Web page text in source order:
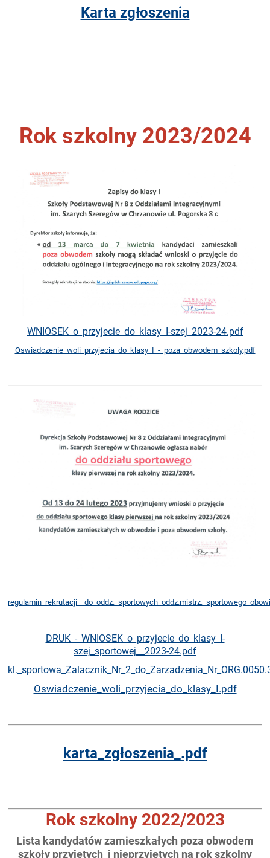
Karta zgłoszenia
---------------------------------------------------------------------------------------------------------
-------------------
Rok szkolny 2023/2024
WNIOSEK_o_przyjecie_do_klasy_I-szej_2023-24.pdf
Oswiadczenie_woli_przyjecia_do_klasy_I_-_poza_obwodem_szkoly.pdf
DRUK_-_WNIOSEK_o_przyjecie_do_klasy_I-
szej_sportowej__2023-24.pdf
Oswiadczenie_woli_przyjecia_do_klasy_I.pdf
karta_zgłoszenia_.pdf
Rok szkolny 2022/2023
Lista kandydatów zamieszkałych poza obwodem
szkoły przyjętych i nieprzyjętych na rok szkolny